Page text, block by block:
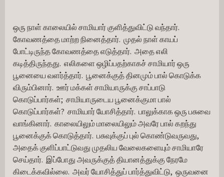
ஒரு நாள் காலையில் சாமியார் குளித்துவிட்டு வந்தார்.
கோவணத்தை மாற்ற நினைத்தார்.  முதல் நாள் காயப்
போட்டிருந்த கோவணத்தை எடுத்தார்.  அதை எலி
கடித்திருந்தது.  எலிகளை ஒழிப்பதற்காகச் சாமியார் ஒரு
பூனையை வளர்த்தார்.  பூனைக்குத் தினமும் பால் கொடுக்க
விரும்பினார்.  ஊர் மக்கள் சாமியாருக்கு சாப்பாடு
கொடுப்பார்கள்;  சாமியாருடைய பூனைக்குமா பால்
கொடுப்பார்கள்?  சாமியார் யோசித்தார்.  பாலுக்காக ஒரு பசுவை
வாங்கினார்.  காலையிலும் மாலையிலும் அவரே பால் கறந்து
பூனைக்குக் கொடுத்தார்.  பசுவுக்குப் புல் கொண்டுவருவது,
அதைக் குளிப்பாட்டுவது முதலிய வேலைகளையும் சாமியாரே
செய்தார்.  இப்போது அவருக்குத் தியானத்துக்கு நேரமே
கிடைக்கவில்லை.  அவர் யோசித்துப் பார்த்துவிட்டு,  ஒருவனை